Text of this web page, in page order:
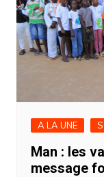
A LA UNE
Man : les
message